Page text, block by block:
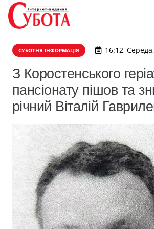
СУБОТНЯ ІНФОРМАЦІЯ 16:12,
З Коростенського
пансіонату пішов та
річний Віталій